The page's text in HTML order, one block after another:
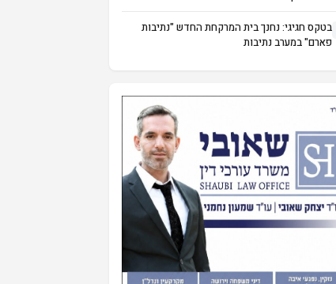
בטקס חגיגי: נחנך בית המרקחת החדש "נתיבות
פארם" במערב נתיבות